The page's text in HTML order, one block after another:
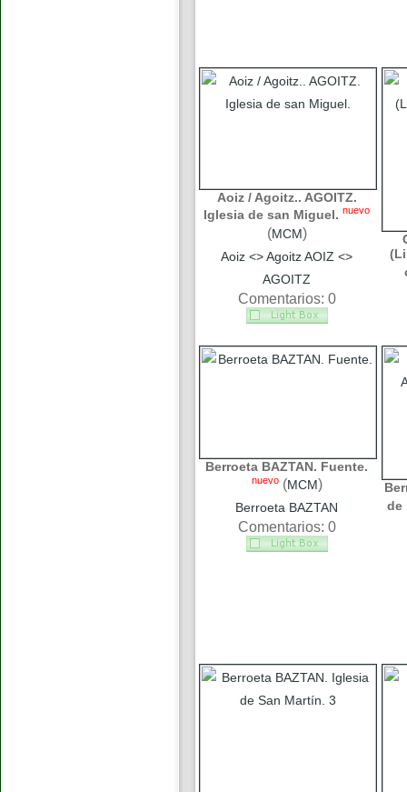
Aoiz / Agoitz.. AGOITZ.
Iglesia de san Miguel. nuevo
(MCM)
Aoiz <> Agoitz AOIZ <>
AGOITZ
Comentarios: 0
Berroeta BAZTAN. Fuente.
nuevo (MCM)
Berroeta BAZTAN
Comentarios: 0
de